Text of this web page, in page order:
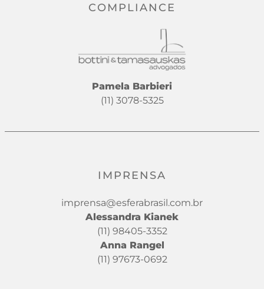
COMPLIANCE
Pamela Barbieri
(11) 3078-5325
IMPRENSA
imprensa@esferabrasil.com.br
Alessandra Kianek
(11) 98405-3352
Anna Rangel
(11) 97673-0692